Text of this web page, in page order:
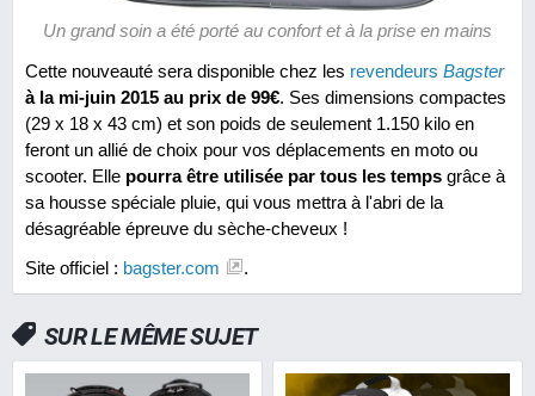
Un grand soin a été porté au confort et à la prise en mains
Cette nouveauté sera disponible chez les revendeurs Bagster
à la mi-juin 2015 au prix de 99€. Ses dimensions compactes
(29 x 18 x 43 cm) et son poids de seulement 1.150 kilo en
feront un allié de choix pour vos déplacements en moto ou
scooter. Elle pourra être utilisée par tous les temps grâce à
sa housse spéciale pluie, qui vous mettra à l'abri de la
désagréable épreuve du sèche-cheveux !
Site officiel : bagster.com .
SUR LE MÊME SUJET